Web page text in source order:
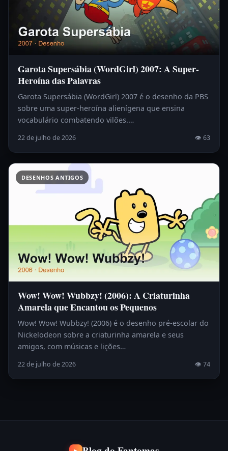
Garota Supersábia (WordGirl) 2007: A Super-
Heroína das Palavras
Garota Supersábia (WordGirl) 2007 é o desenho da PBS
sobre uma super-heroína alienígena que ensina
vocabulário combatendo vilões.…
22 de julho de 2026 👁 63
DESENHOS ANTIGOS
Wow! Wow! Wubbzy! (2006): A Criaturinha
Amarela que Encantou os Pequenos
Wow! Wow! Wubbzy! (2006) é o desenho pré-escolar do
Nickelodeon sobre a criaturinha amarela e seus
amigos, com músicas e lições…
22 de julho de 2026 👁 74